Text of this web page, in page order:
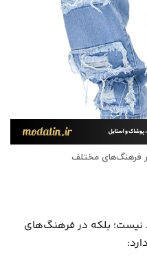
فرهنگ‌های مختلف
نیست؛ بلکه در فرهنگ‌های